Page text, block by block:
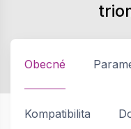
Obecné
Kompatibilita